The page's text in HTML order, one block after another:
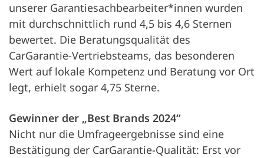
unserer Garantiesachbearbeiter*innen wurden
mit durchschnittlich rund 4,5 bis 4,6 Sternen
bewertet. Die Beratungsqualität des
CarGarantie-Vertriebsteams, das besonderen
Wert auf lokale Kompetenz und Beratung vor Ort
legt, erhielt sogar 4,75 Sterne.
Gewinner der „Best Brands 2024“
Nicht nur die Umfrageergebnisse sind eine
Bestätigung der CarGarantie-Qualität: Erst vor